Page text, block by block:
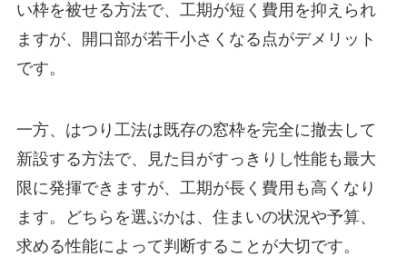
い枠を被せる方法で、工期が短く費用を抑えられ
ますが、開口部が若干小さくなる点がデメリット
です。
一方、はつり工法は既存の窓枠を完全に撤去して
新設する方法で、見た目がすっきりし性能も最大
限に発揮できますが、工期が長く費用も高くなり
ます。どちらを選ぶかは、住まいの状況や予算、
求める性能によって判断することが大切です。